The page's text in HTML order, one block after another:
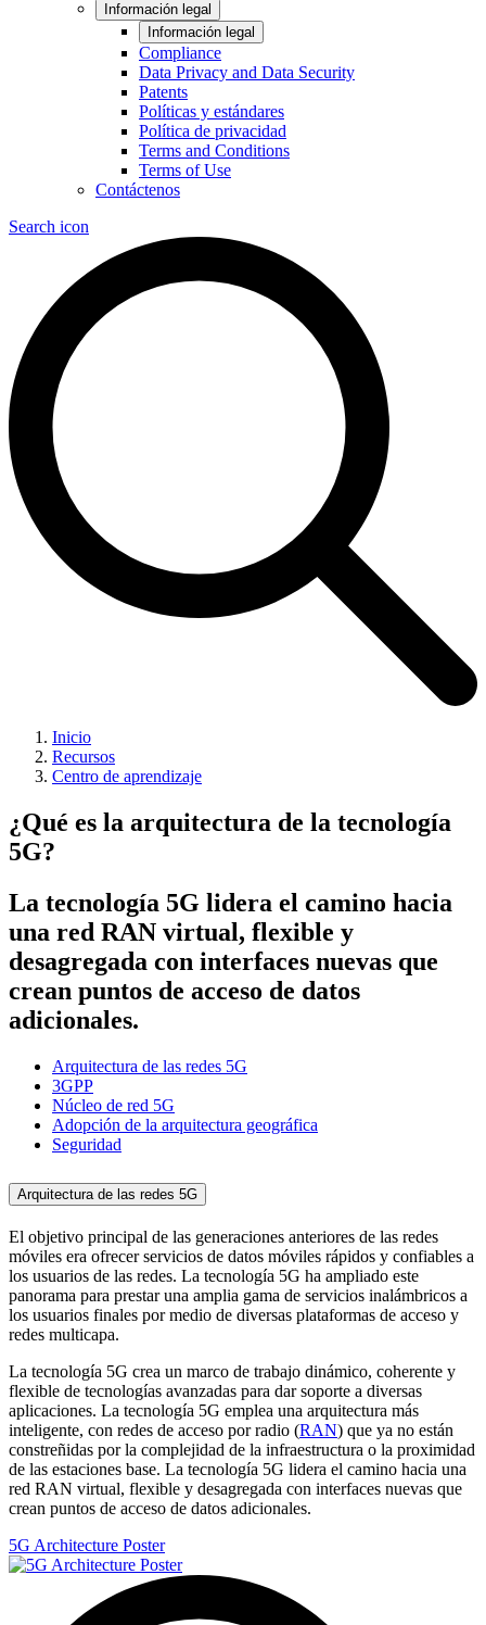
Información legal
Información legal
Compliance
Data Privacy and Data Security
Patents
Políticas y estándares
Política de privacidad
Terms and Conditions
Terms of Use
Contáctenos
Search icon
Inicio
Recursos
Centro de aprendizaje
¿Qué es la arquitectura de la tecnología
5G?
La tecnología 5G lidera el camino hacia
una red RAN virtual, flexible y
desagregada con interfaces nuevas que
crean puntos de acceso de datos
adicionales.
Arquitectura de las redes 5G
3GPP
Núcleo de red 5G
Adopción de la arquitectura geográfica
Seguridad
Arquitectura de las redes 5G
El objetivo principal de las generaciones anteriores de las redes
móviles era ofrecer servicios de datos móviles rápidos y confiables a
los usuarios de las redes. La tecnología 5G ha ampliado este
panorama para prestar una amplia gama de servicios inalámbricos a
los usuarios finales por medio de diversas plataformas de acceso y
redes multicapa.
La tecnología 5G crea un marco de trabajo dinámico, coherente y
flexible de tecnologías avanzadas para dar soporte a diversas
aplicaciones. La tecnología 5G emplea una arquitectura más
inteligente, con redes de acceso por radio (RAN) que ya no están
constreñidas por la complejidad de la infraestructura o la proximidad
de las estaciones base. La tecnología 5G lidera el camino hacia una
red RAN virtual, flexible y desagregada con interfaces nuevas que
crean puntos de acceso de datos adicionales.
5G Architecture Poster